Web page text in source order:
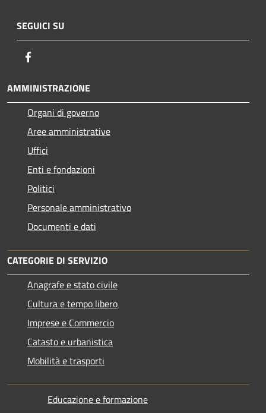
SEGUICI SU
AMMINISTRAZIONE
Organi di governo
Aree amministrative
Uffici
Enti e fondazioni
Politici
Personale amministrativo
Documenti e dati
CATEGORIE DI SERVIZIO
Anagrafe e stato civile
Cultura e tempo libero
Imprese e Commercio
Catasto e urbanistica
Mobilità e trasporti
Educazione e formazione